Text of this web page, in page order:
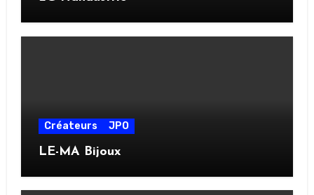
Créateurs JPO
LE-MA Bijoux